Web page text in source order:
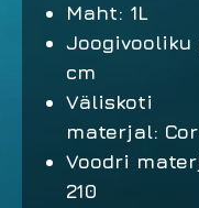
Maht: 1L
Joogivooliku
cm
Väliskoti
materjal:
Voodri
210